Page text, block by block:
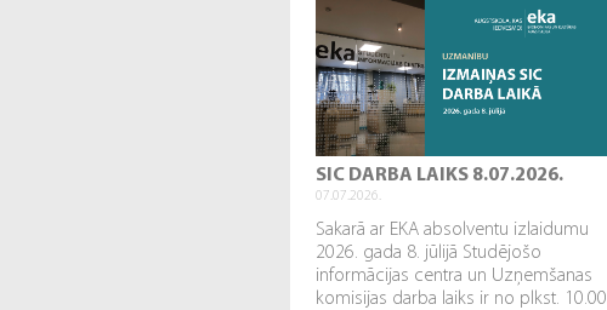
SIC DARBA LAIKS 8.07.2026.
07.07.2026.
Sakarā ar EKA absolventu izlaidumu
2026. gada 8. jūlijā Studējošo
informācijas centra un Uzņemšanas
komisijas darba laiks ir no plkst. 10.00